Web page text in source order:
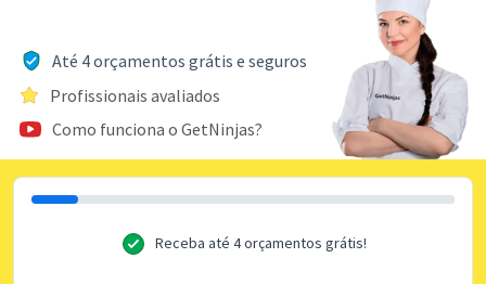
Até 4 orçamentos grátis e seguros
Profissionais avaliados
Como funciona o GetNinjas?
Receba até 4 orçamentos grátis!